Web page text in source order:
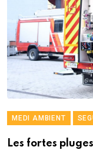
MEDI AMBIENT
Les fortes